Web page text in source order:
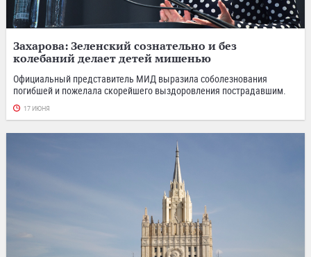
Захарова: Зеленский сознательно и без
колебаний делает детей мишенью
Официальный представитель МИД выразила соболезнования
погибшей и пожелала скорейшего выздоровления пострадавшим.
17 ИЮНЯ